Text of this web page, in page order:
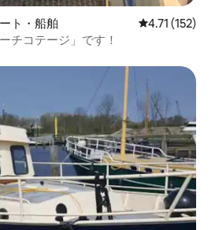
ト・船舶 レビュー152
4.71 (152)
チコテージ」です！